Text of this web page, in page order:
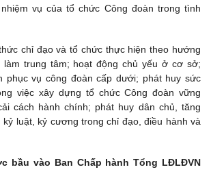
vụ của tổ chức Công đoàn trong tình
chỉ đạo và tổ chức thực hiện theo hướng
làm trung tâm; hoạt động chủ yếu ở cơ sở;
phục vụ công đoàn cấp dưới; phát huy sức
việc xây dựng tổ chức Công đoàn vững
cách hành chính; phát huy dân chủ, tăng
luật, kỷ cương trong chỉ đạo, điều hành và
bầu vào Ban Chấp hành Tổng LĐLĐVN